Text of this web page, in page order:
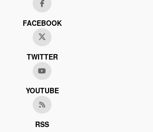
FACEBOOK
TWITTER
YOUTUBE
RSS